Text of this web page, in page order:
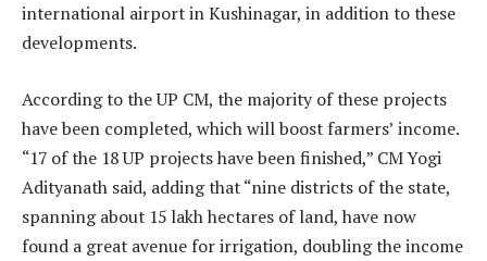
international airport in Kushinagar, in addition to these
developments.
According to the UP CM, the majority of these projects
have been completed, which will boost farmers’ income.
“17 of the 18 UP projects have been finished,” CM Yogi
Adityanath said, adding that “nine districts of the state,
spanning about 15 lakh hectares of land, have now
found a great avenue for irrigation, doubling the income